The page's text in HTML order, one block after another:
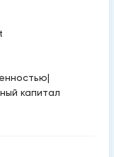
|
капитал